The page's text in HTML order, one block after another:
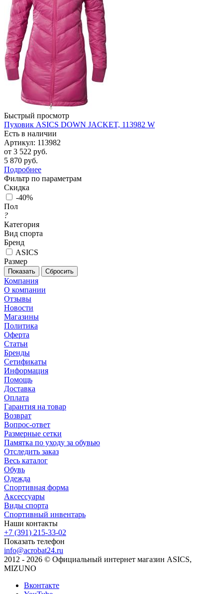
Быстрый просмотр
Пуховик ASICS DOWN JACKET, 113982 W
Есть в наличии
Артикул: 113982
от 3 522 руб.
5 870 руб.
Подробнее
Фильтр по параметрам
Скидка
-40%
Пол
?
Категория
Вид спорта
Бренд
ASICS
Размер
Сбросить
Компания
О компании
Отзывы
Новости
Магазины
Политика
Оферта
Статьи
Бренды
Сетификаты
Информация
Помощь
Доставка
Оплата
Гарантия на товар
Возврат
Вопрос-ответ
Размерные сетки
Памятка по уходу за обувью
Отследить заказ
Весь каталог
Обувь
Одежда
Спортивная форма
Аксессуары
Виды спорта
Спортивный инвентарь
Наши контакты
+7 (391) 215-33-02
Показать телефон
info@acrobat24.ru
2012 - 2026 © Официальный интернет магазин ASICS,
MIZUNO
Вконтакте